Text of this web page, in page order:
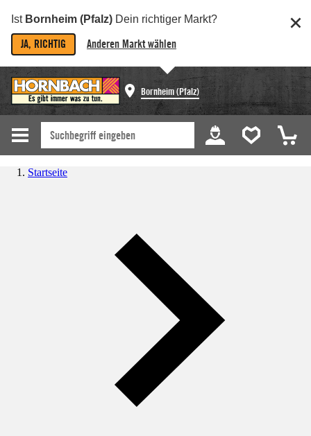
Ist Bornheim (Pfalz) Dein richtiger Markt?
JA, RICHTIG Anderen Markt wählen
Bornheim (Pfalz)
Startseite